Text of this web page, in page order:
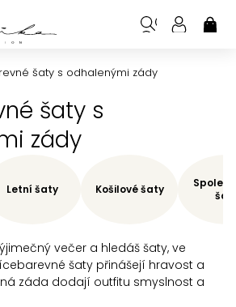
šaty s odhalenými zády
šaty s
zády
večer a hledáš šaty, ve
šaty přinášejí hravost a
záda dodají outfitu smyslnost a
Letní šaty Košilové šaty